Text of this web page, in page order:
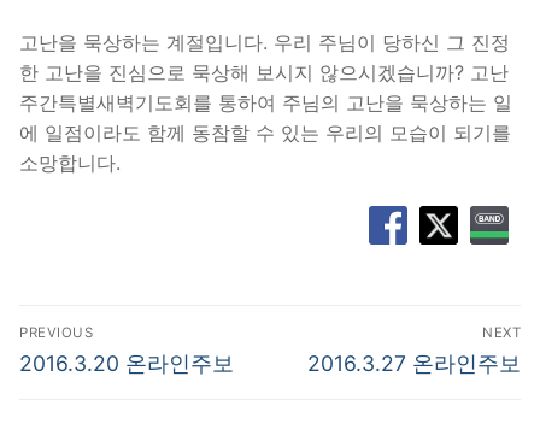
고난을 묵상하는 계절입니다. 우리 주님이 당하신 그 진정
한 고난을 진심으로 묵상해 보시지 않으시겠습니까? 고난
주간특별새벽기도회를 통하여 주님의 고난을 묵상하는 일
에 일점이라도 함께 동참할 수 있는 우리의 모습이 되기를
소망합니다.
글
탐
PREVIOUS
Previous
2016.3.20 온라인주보
NEXT
Next
2016.3.27 온라인주보